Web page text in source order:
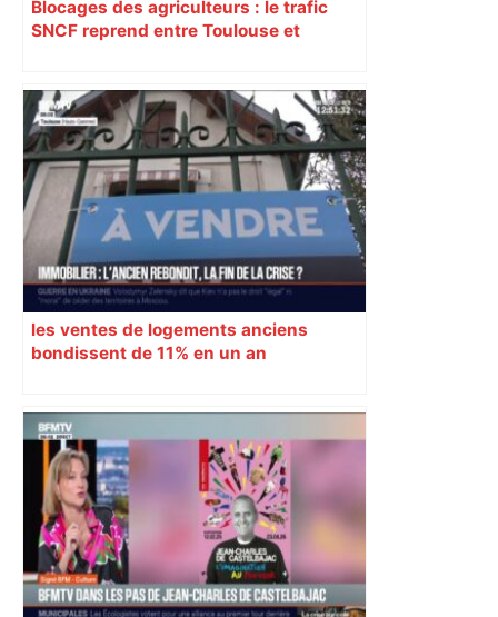
Blocages des agriculteurs : le trafic
SNCF reprend entre Toulouse et
les ventes de logements anciens
bondissent de 11% en un an